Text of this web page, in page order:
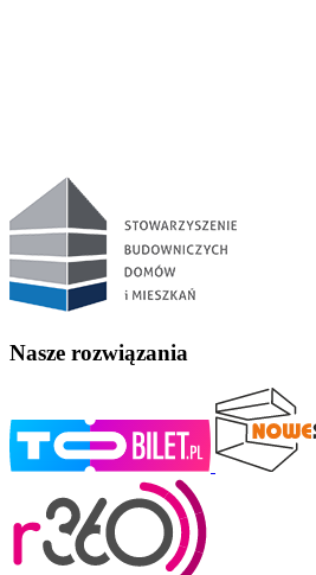
Nasze rozwiązania